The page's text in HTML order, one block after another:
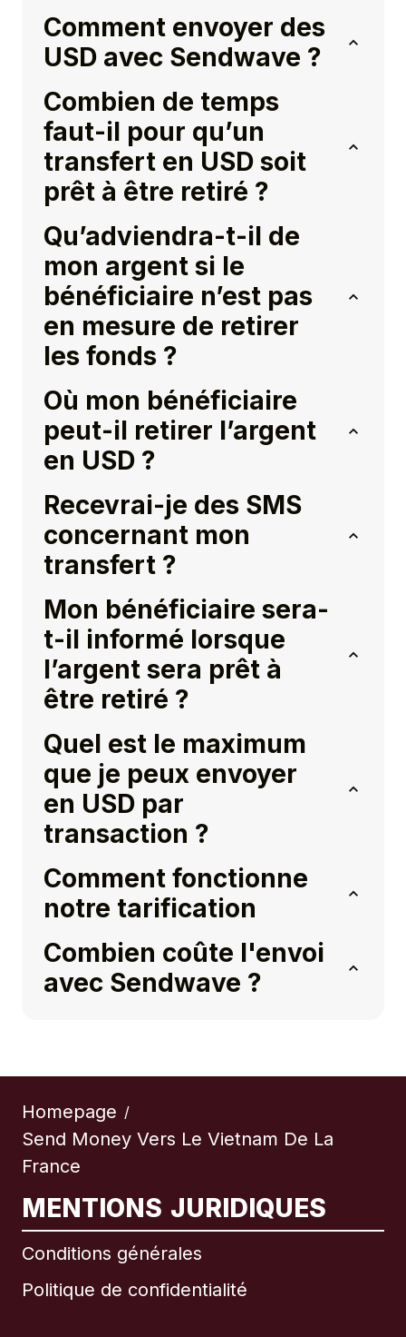
Comment envoyer des
USD avec Sendwave ?
Combien de temps
faut-il pour qu’un
transfert en USD soit
prêt à être retiré ?
Qu’adviendra-t-il de
mon argent si le
bénéficiaire n’est pas
en mesure de retirer
les fonds ?
Où mon bénéficiaire
peut-il retirer l’argent
en USD ?
Recevrai-je des SMS
concernant mon
transfert ?
Mon bénéficiaire sera-
t-il informé lorsque
l’argent sera prêt à
être retiré ?
Quel est le maximum
que je peux envoyer
en USD par
transaction ?
Comment fonctionne
notre tarification
Combien coûte l'envoi
avec Sendwave ?
Homepage /
Send Money Vers Le Vietnam De La
France
MENTIONS JURIDIQUES
Conditions générales
Politique de confidentialité